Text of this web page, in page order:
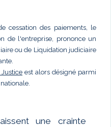
cessation des paiements, le
de l'entreprise, prononce un
ou de Liquidation judiciaire
est alors désigné parmi
une crainte